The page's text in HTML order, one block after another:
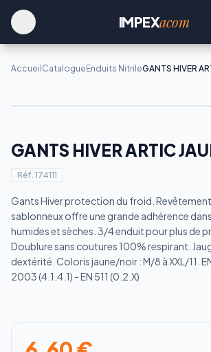
IMPEXacom
Accueil Catalogue Enduits NitrileGANTS HIVER
GANTS HIVER ARTIC
Réf. 174111
Gants Hiver protection du froid.
sablonneux offre une grande adhérence
humides et sèches. 3/4 enduit pour plus de
Doublure sans coutures 100% respirant.
dextérité. Coloris jaune/noir : M/8 à XXL/11.
2003 (4.1.4.1) - EN 511 (0.2.X)